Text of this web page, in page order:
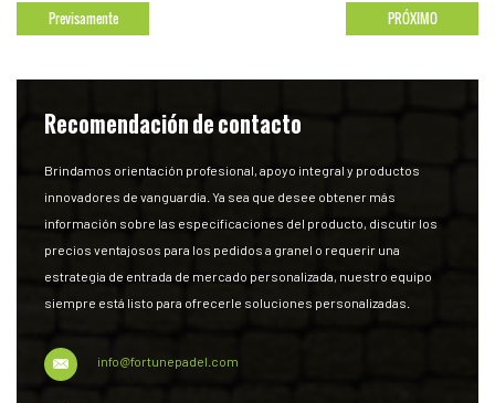
Previsamente PRÓXIMO
Recomendación de contacto
Brindamos orientación profesional, apoyo integral y productos
innovadores de vanguardia. Ya sea que desee obtener más
información sobre las especificaciones del producto, discutir los
precios ventajosos para los pedidos a granel o requerir una
estrategia de entrada de mercado personalizada, nuestro equipo
siempre está listo para ofrecerle soluciones personalizadas.
info@fortunepadel.com